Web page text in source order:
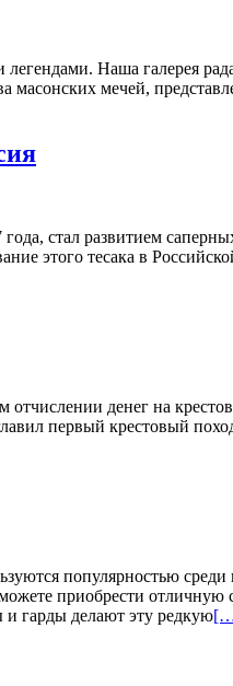
Наша галерея
масонских мечей,
стал развитием
этого тесака в
отчислении денег на
первый крестовый
популярностью
приобрести
и гарды делают эту редкую